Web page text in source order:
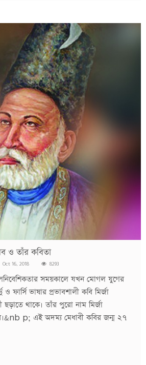
ও তাঁর কবিতা
Oct 16, 2018 8293
সময়কালে যখন মোগল যুগের
ভাষার প্রভাবশালী কবি মির্জা
ছড়াতে থাকে। তাঁর পুরো নাম মির্জা
p; এই অদম্য মেধাবী কবির জন্ম ২৭